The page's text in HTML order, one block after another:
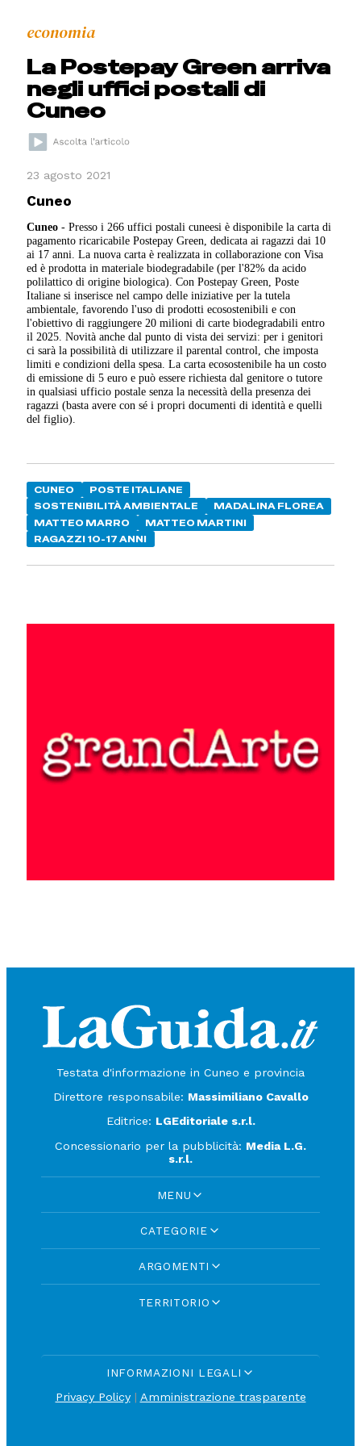
economia
La Postepay Green arriva
negli uffici postali di
Cuneo
23 agosto 2021
Cuneo
Cuneo - Presso i 266 uffici postali cuneesi è disponibile la carta di
pagamento ricaricabile Postepay Green, dedicata ai ragazzi dai 10
ai 17 anni. La nuova carta è realizzata in collaborazione con Visa
ed è prodotta in materiale biodegradabile (per l'82% da acido
polilattico di origine biologica). Con Postepay Green, Poste
Italiane si inserisce nel campo delle iniziative per la tutela
ambientale, favorendo l'uso di prodotti ecosostenibili e con
l'obiettivo di raggiungere 20 milioni di carte biodegradabili entro
il 2025. Novità anche dal punto di vista dei servizi: per i genitori
ci sarà la possibilità di utilizzare il parental control, che imposta
limiti e condizioni della spesa. La carta ecosostenibile ha un costo
di emissione di 5 euro e può essere richiesta dal genitore o tutore
in qualsiasi ufficio postale senza la necessità della presenza dei
ragazzi (basta avere con sé i propri documenti di identità e quelli
del figlio).
CUNEO
POSTE ITALIANE
SOSTENIBILITÀ AMBIENTALE
MADALINA FLOREA
MATTEO MARRO
MATTEO MARTINI
RAGAZZI 10-17 ANNI
Testata d'informazione in Cuneo e provincia
Direttore responsabile: Massimiliano Cavallo
Editrice: LGEditoriale s.r.l.
Concessionario per la pubblicità: Media L.G.
s.r.l.
MENU
CATEGORIE
ARGOMENTI
TERRITORIO
INFORMAZIONI LEGALI
Privacy Policy| Amministrazione trasparente